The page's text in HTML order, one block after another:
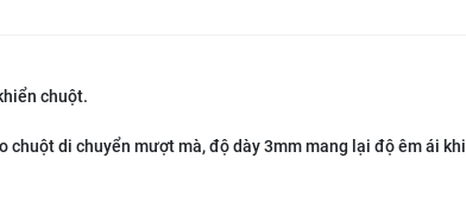
chuột.
di chuyển mượt mà, độ dày 3mm mang lại độ êm ái khi